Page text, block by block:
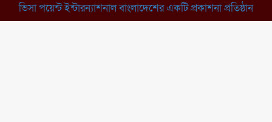
ভিসা পয়েন্ট ইন্টারন্যাশনাল বাংলাদেশের একটি প্রকাশনা প্রতিষ্ঠান